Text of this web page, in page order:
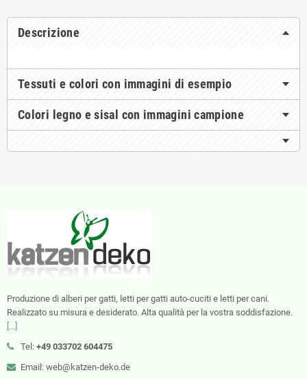
Descrizione
Tessuti e colori con immagini di esempio
Colori legno e sisal con immagini campione
Produzione di alberi per gatti, letti per gatti auto-cuciti e letti per cani.
Realizzato su misura e desiderato. Alta qualità per la vostra soddisfazione.
[...]
Tel: +49 033702 604475
Email: web@katzen-deko.de